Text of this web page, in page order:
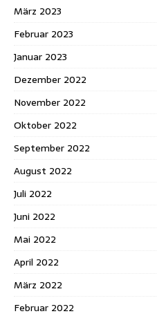
März 2023
Februar 2023
Januar 2023
Dezember 2022
November 2022
Oktober 2022
September 2022
August 2022
Juli 2022
Juni 2022
Mai 2022
April 2022
März 2022
Februar 2022